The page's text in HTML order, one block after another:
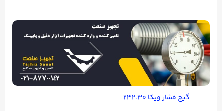
گیج فشار ویکا ۲۳۲.۳۰